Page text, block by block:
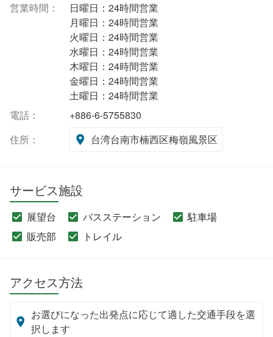
営業時間：
日曜日：24時間営業
月曜日：24時間営業
火曜日：24時間営業
水曜日：24時間営業
木曜日：24時間営業
金曜日：24時間営業
土曜日：24時間営業
電話：
+886-6-5755830
住所：
台湾台南市楠西区梅嶺風景区
サービス施設
展望台 バスステーション
駐車場
販売部
トレイル
アクセス方法
お選びになった出発点に応じて適した交通手段を選
択します